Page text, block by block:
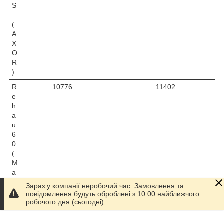
S
(
A
X
O
R
)
R
e
h
a
u
6
0
(
M
a
o
10776 11402
Зараз у компанії неробочий час. Замовлення та
повідомлення будуть оброблені з 10:00 найближчого
робочого дня (сьогодні).